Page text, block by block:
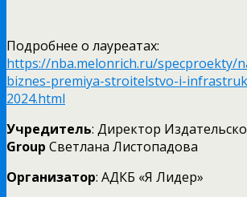
Подробнее о лауреатах:
https://nba.melonrich.ru/specproekty/
biznes-premiya-stroitelstvo-i-
2024.html
Учредитель: Директор
Group Светлана Листопадова
Организатор: АДКБ «Я Лидер»